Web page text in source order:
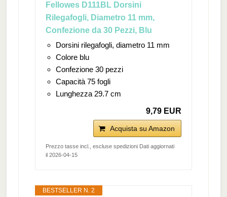
Fellowes D111BL Dorsini
Rilegafogli, Diametro 11 mm,
Confezione da 30 Pezzi, Blu
Dorsini rilegafogli, diametro 11 mm
Colore blu
Confezione 30 pezzi
Capacità 75 fogli
Lunghezza 29.7 cm
9,79 EUR
Acquista su Amazon
Prezzo tasse incl., escluse spedizioni Dati aggiornati
il 2026-04-15
BESTSELLER N. 2